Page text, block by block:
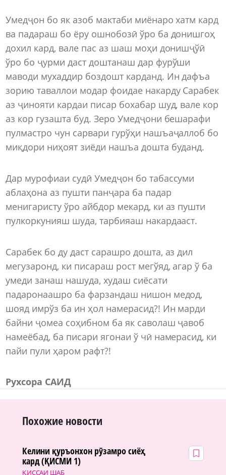
Умедҷон бо як азоб мактаби миёнаро хатм кард
ва падараш бо ёру ошнобозӣ ўро ба донишгоҳ
дохил кард, вале пас аз шаш моҳи донишҷўӣ
ўро бо ҷурми даст доштанаш дар фурўши
маводи мухаддир боздошт карданд. Ин дафъа
зорию таваллои модар фоидае накарду Сарабек
аз ҷинояти кардаи писар бохабар шуд, вале кор
аз кор гузашта буд. Зеро Умедҷони бешарафи
пулмастро чун сарвари гурўҳи нашъаҷаллоб бо
миқдори ниҳоят зиёди нашъа дошта буданд.
Дар мурофиаи судӣ Умедҷон бо табассуми
аблаҳона аз пушти панҷара ба падар
менигаристу ўро айбдор мекард, ки аз пушти
пулкоркунияш шуда, тарбияаш накардааст.
Сарабек бо ду даст сарашро дошта, аз дил
мегузаронд, ки писараш рост мегўяд, агар ў ба
умеди занаш нашуда, худаш сиёсати
падаронаашро ба фарзандаш нишон медод,
шояд имрўз ба ин ҳол намерасид?! Ин марди
байни ҷомеа соҳибном ба як саволаш ҷавоб
намеёбад, ба писари ягонаи ў чӣ намерасид, ки
пайи пули ҳаром рафт?!
Рухсора САИД
Похожие новости
ҚИССАИ ШАБ
Келини қуръонхон рӯзамро сиёҳ
кард (ҚИСМИ 1)